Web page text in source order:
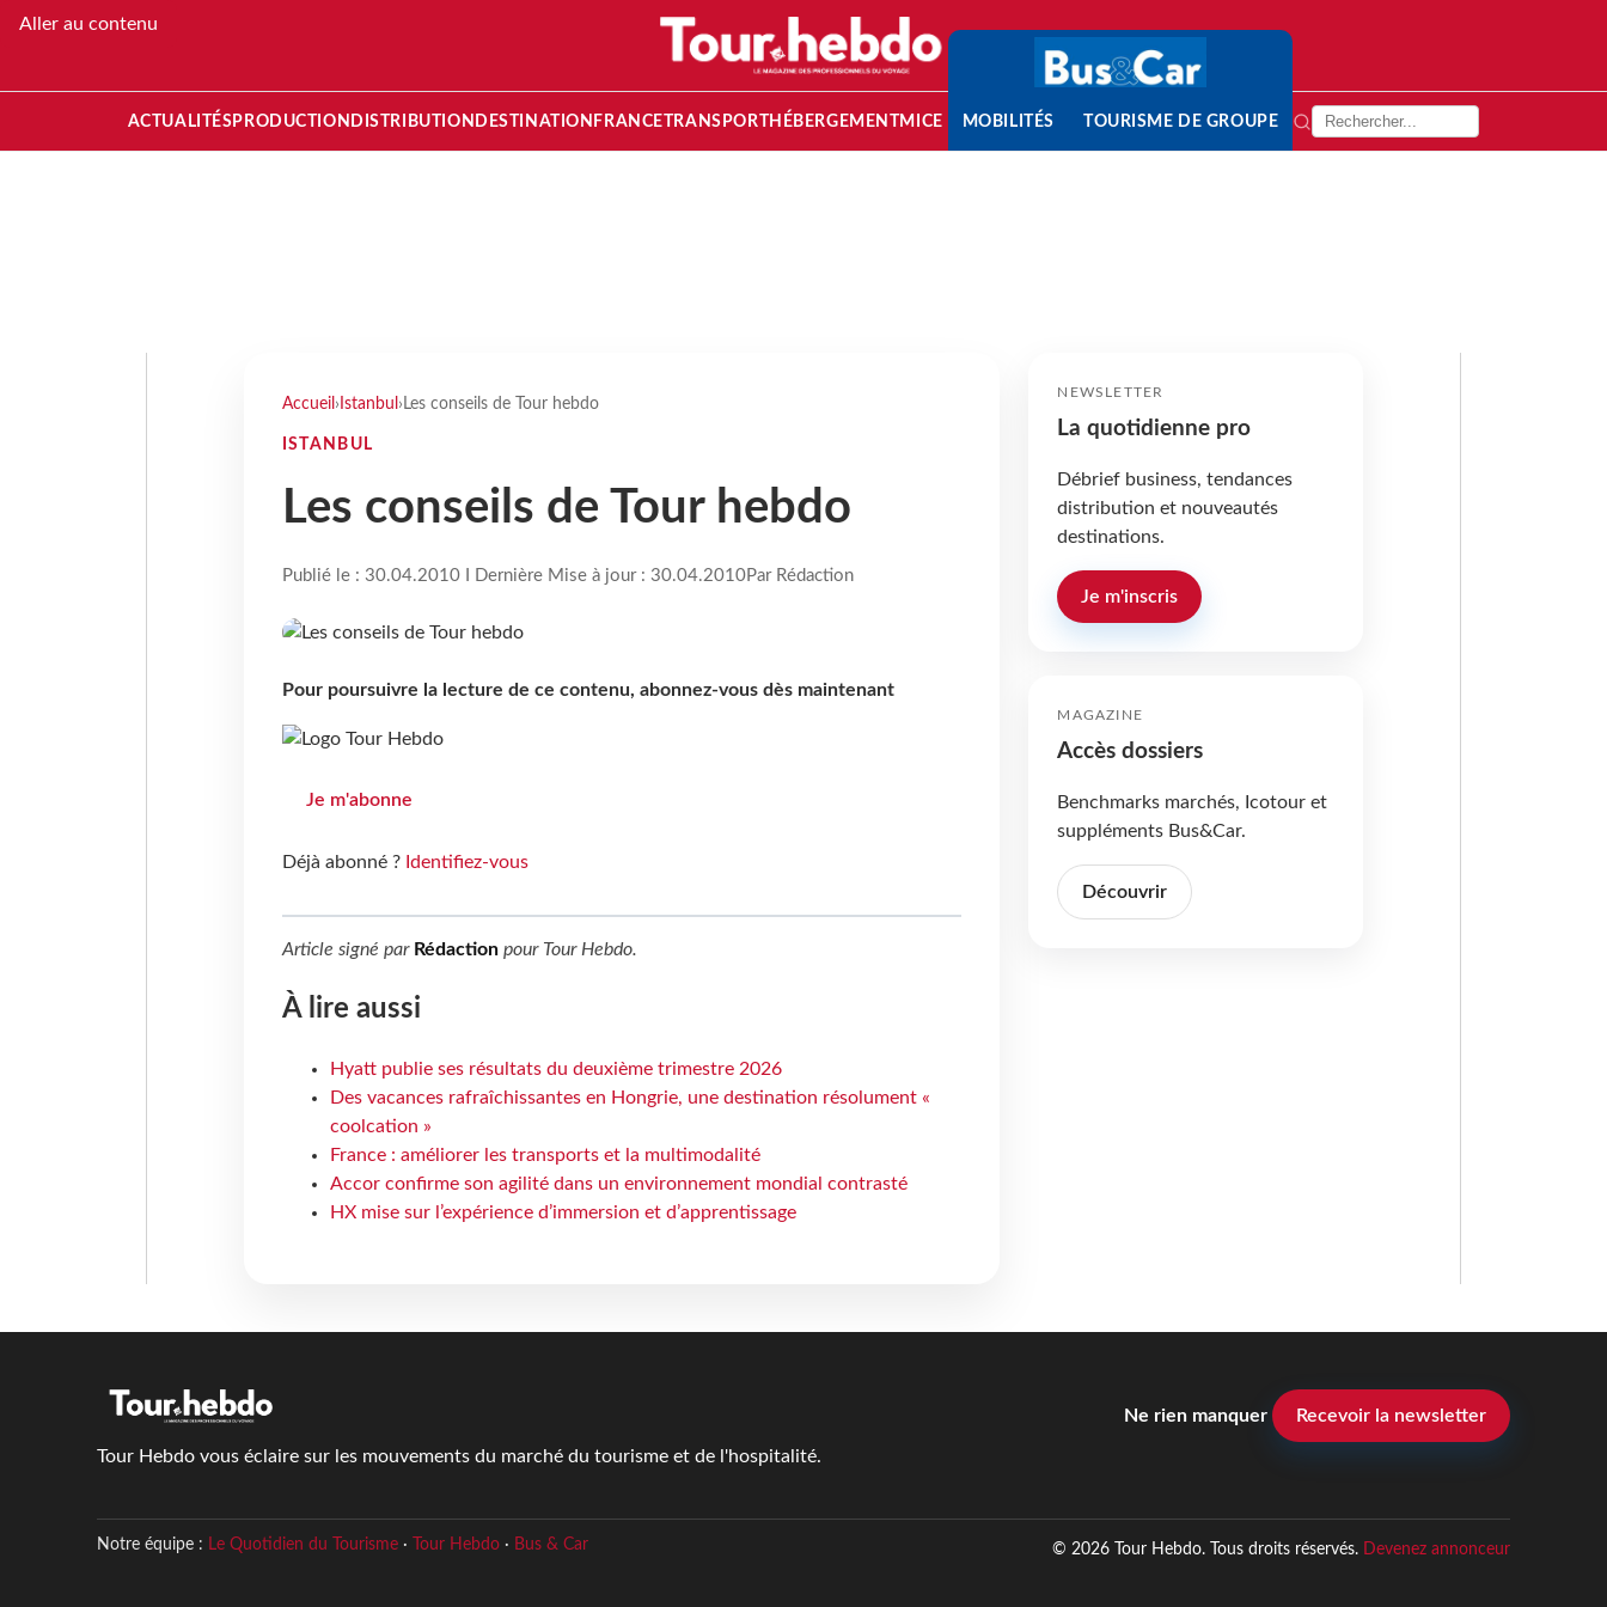
Aller au contenu
ACTUALITÉS PRODUCTION DISTRIBUTION DESTINATION FRANCETRANSPORT HÉBERGEMENTMICE MOBILITÉS TOURISME DE GROUPE
Accueil › Istanbul › Les conseils de Tour hebdo
ISTANBUL
Les conseils de Tour hebdo
Publié le : 30.04.2010 I Dernière Mise à jour : 30.04.2010Par Rédaction
Pour poursuivre la lecture de ce contenu, abonnez-vous dès maintenant
Je m'abonne
Déjà abonné ? Identifiez-vous
Article signé par Rédactionpour Tour Hebdo.
À lire aussi
Hyatt publie ses résultats du deuxième trimestre 2026
Des vacances rafraîchissantes en Hongrie, une destination résolument «
coolcation »
France : améliorer les transports et la multimodalité
Accor confirme son agilité dans un environnement mondial contrasté
HX mise sur l’expérience d’immersion et d’apprentissage
NEWSLETTER
La quotidienne pro
Débrief business, tendances
distribution et nouveautés
destinations.
Je m'inscris
MAGAZINE
Accès dossiers
Benchmarks marchés, Icotour et
suppléments Bus&Car.
Découvrir
Tour Hebdo vous éclaire sur les mouvements du marché du tourisme et de l'hospitalité.
Ne rien manquer Recevoir la newsletter
Notre équipe : Le Quotidien du Tourisme· Tour Hebdo· Bus & Car © 2026 Tour Hebdo. Tous droits réservés. Devenez annonceur